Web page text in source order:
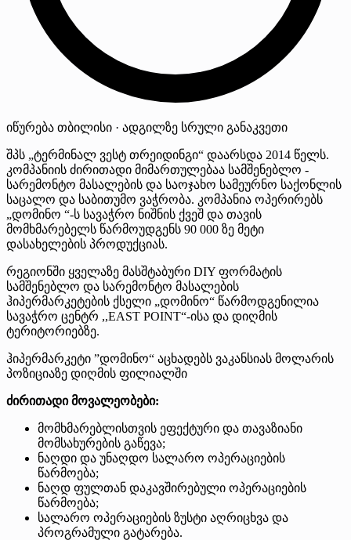
იწურება თბილისი · ადგილზე სრული განაკვეთი
შპს „ტერმინალ ვესტ თრეიდინგი“ დაარსდა 2014 წელს.
კომპანიის ძირითადი მიმართულებაა სამშენებლო -
სარემონტო მასალების და საოჯახო სამეურნო საქონლის
საცალო და საბითუმო ვაჭრობა. კომპანია ოპერირებს
„დომინო “-ს სავაჭრო ნიშნის ქვეშ და თავის
მომხმარებელს წარმოუდგენს 90 000 ზე მეტი
დასახელების პროდუქციას.
რეგიონში ყველაზე მასშტაბური DIY ფორმატის
სამშენებლო და სარემონტო მასალების
ჰიპერმარკეტების ქსელი „დომინო“ წარმოდგენილია
სავაჭრო ცენტრ ,,EAST POINT“-ისა და დიღმის
ტერიტორიებზე.
ჰიპერმარკეტი ”დომინო“ აცხადებს ვაკანსიას მოლარის
პოზიციაზე დიღმის ფილიალში
ძირითადი მოვალეობები:
მომხმარებლისთვის ეფექტური და თავაზიანი
მომსახურების გაწევა;
ნაღდი და უნაღდო სალარო ოპერაციების
წარმოება;
ნაღდ ფულთან დაკავშირებული ოპერაციების
წარმოება;
სალარო ოპერაციების ზუსტი აღრიცხვა და
პროგრამული გატარება.